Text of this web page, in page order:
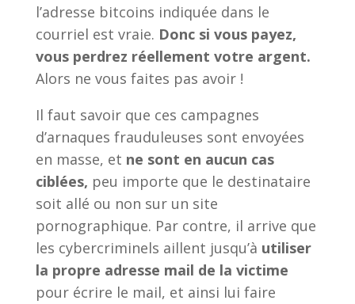
l’adresse bitcoins indiquée dans le
courriel est vraie. Donc si vous payez,
vous perdrez réellement votre argent.
Alors ne vous faites pas avoir !
Il faut savoir que ces campagnes
d’arnaques frauduleuses sont envoyées
en masse, et ne sont en aucun cas
ciblées, peu importe que le destinataire
soit allé ou non sur un site
pornographique. Par contre, il arrive que
les cybercriminels aillent jusqu’à utiliser
la propre adresse mail de la victime
pour écrire le mail, et ainsi lui faire